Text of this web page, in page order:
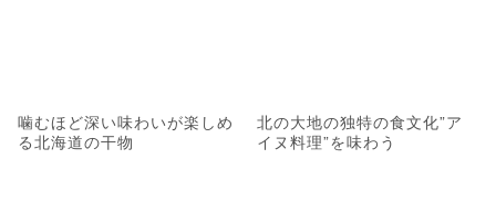
噛むほど深い味わいが楽しめ
る北海道の干物
北の大地の独特の食文化”ア
イヌ料理”を味わう